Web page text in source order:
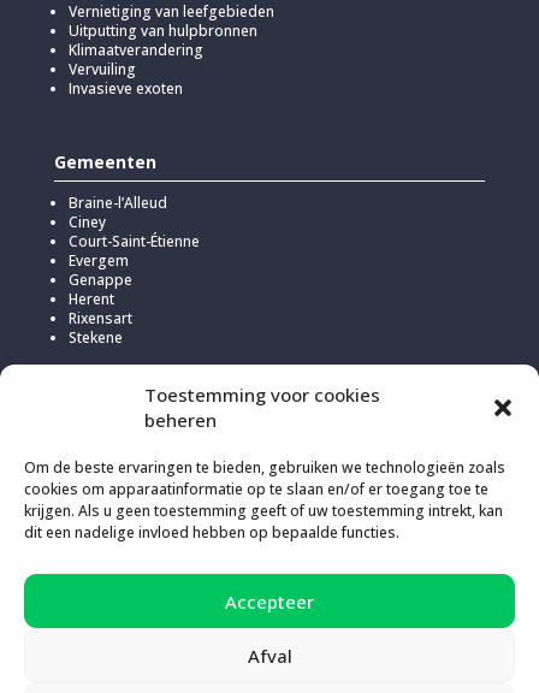
Toestemming voor cookies
beheren
Om de beste ervaringen te bieden, gebruiken we technologieën zoals
cookies om apparaatinformatie op te slaan en/of er toegang toe te
krijgen. Als u geen toestemming geeft of uw toestemming intrekt, kan
dit een nadelige invloed hebben op bepaalde functies.
Accepteer
Afval
Vernietiging van leefgebieden
Uitputting van hulpbronnen
Klimaatverandering
Vervuiling
Invasieve exoten
Gemeenten
Braine-l’Alleud
Ciney
Court-Saint-Étienne
Evergem
Genappe
Herent
Rixensart
Stekene
Om deze website te hosten, koos Kick voor
hun verantwoord en transparant beleid in verband met de uitstoot